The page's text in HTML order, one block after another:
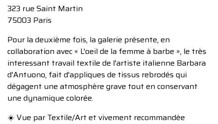
323 rue Saint Martin
75003 Paris
Pour la deuxième fois, la galerie présente, en
collaboration avec « L'oeil de la femme à barbe », le très
interessant travail textile de l'artiste italienne Barbara
d'Antuono, fait d'appliques de tissus rebrodés qui
dégagent une atmosphère grave tout en conservant
une dynamique colorée.
☀️ Vue par Textile/Art et vivement recommandée